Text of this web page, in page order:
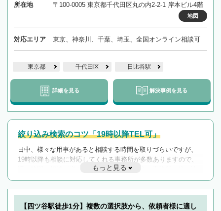
所在地 〒100-0005 東京都千代田区丸の内2-2-1 岸本ビル4階
地図
対応エリア 東京、神奈川、千葉、埼玉、全国オンライン相談可
東京都 千代田区 日比谷駅
詳細を見る 解決事例を見る
絞り込み検索のコツ「19時以降TEL可」
日中、様々な用事があると相談する時間を取りづらいですが、
19時以降も相談に対応してくれる事務所が多数ありますので、
遅い時間の相談が増えそうな場合はそのような事務所に絞り込
んで検索してみましょう。
19時以降TEL可の条件
を加えて再検索
もっと見る
【四ツ谷駅徒歩1分】複数の選択肢から、依頼者様に適し